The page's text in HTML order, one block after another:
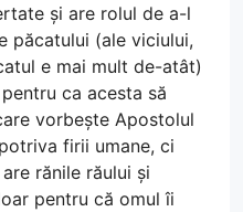
și are rolul de a-l
păcatului (ale viciului,
e mai mult de-atât)
ca acesta să
vorbește Apostolul
firii umane, ci
rănile răului și
pentru că omul îi